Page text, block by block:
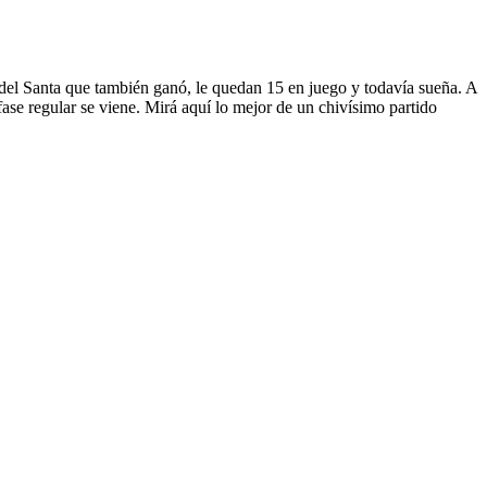
Santa que también ganó, le quedan 15 en juego y todavía sueña. A
regular se viene. Mirá aquí lo mejor de un chivísimo partido